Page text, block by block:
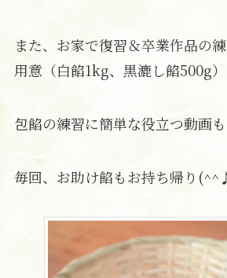
また、お家で復習＆卒業作品の
用意（白餡1kg、黒漉し餡500g）
包餡の練習に簡単な役立つ動画
毎回、お助け餡もお持ち帰り